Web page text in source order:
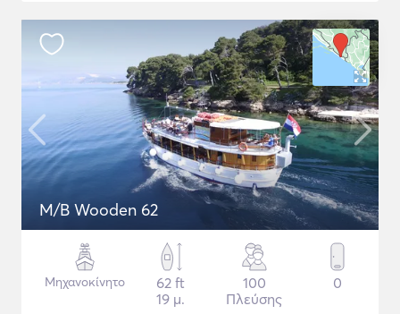
M/B Wooden 62
Μηχανοκίνητο
62 ft
19 μ.
100
Πλεύσης
0